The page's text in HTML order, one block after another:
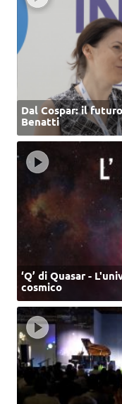
Dal Cospar: il
Benatti
‘Q’ di Quasar -
cosmico